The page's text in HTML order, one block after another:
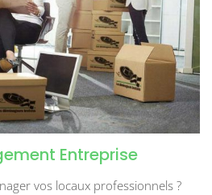
Entreprise
vos locaux professionnels ?